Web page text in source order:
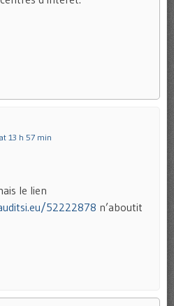
13 h 57 min
le lien
52222878 n’aboutit